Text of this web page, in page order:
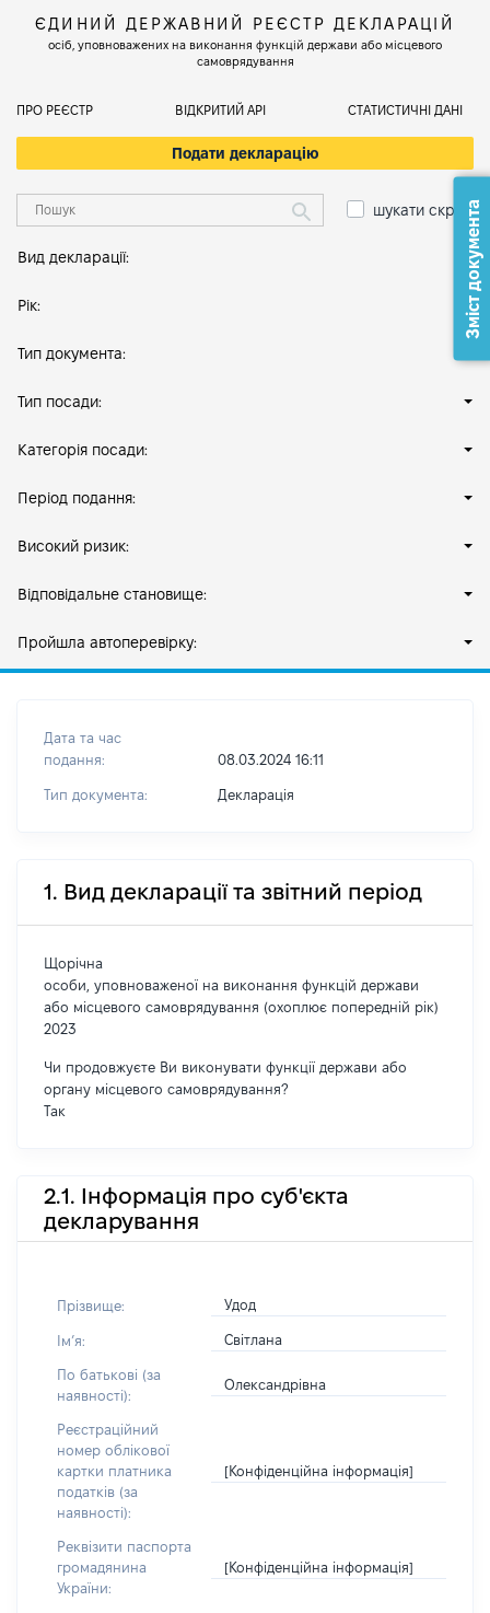
ЄДИНИЙ ДЕРЖАВНИЙ РЕЄСТР ДЕКЛАРАЦІЙ
осіб, уповноважених на виконання функцій держави або місцевого
самоврядування
ПРО РЕЄСТР ВІДКРИТИЙ АРІ СТАТИСТИЧНІ ДАНІ
Подати декларацію
шукати скрізь
Вид декларації:
Рік:
Тип документа:
Тип посади:
Категорія посади:
Період подання:
Високий ризик:
Відповідальне становище:
Пройшла автоперевірку:
Дата та час
подання:
08.03.2024 16:11
Тип документа: Декларація
1. Вид декларації та звітний період
Щорічна
особи, уповноваженої на виконання функцій держави
або місцевого самоврядування (охоплює попередній рік)
2023
Чи продовжуєте Ви виконувати функції держави або
органу місцевого самоврядування?
Так
2.1. Інформація про суб'єкта
декларування
Прізвище: Удод
Імʼя: Світлана
По батькові (за
наявності):
Олександрівна
Реєстраційний
номер облікової
картки платника
податків (за
наявності):
[Конфіденційна інформація]
Реквізити паспорта
громадянина
України:
[Конфіденційна інформація]
Зміст документа